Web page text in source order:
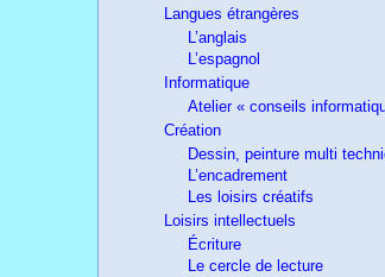
Langues étrangères
L’anglais
L’espagnol
Informatique
Atelier « conseils
Création
Dessin, peinture multi
L’encadrement
Les loisirs créatifs
Loisirs intellectuels
Écriture
Le cercle de lecture